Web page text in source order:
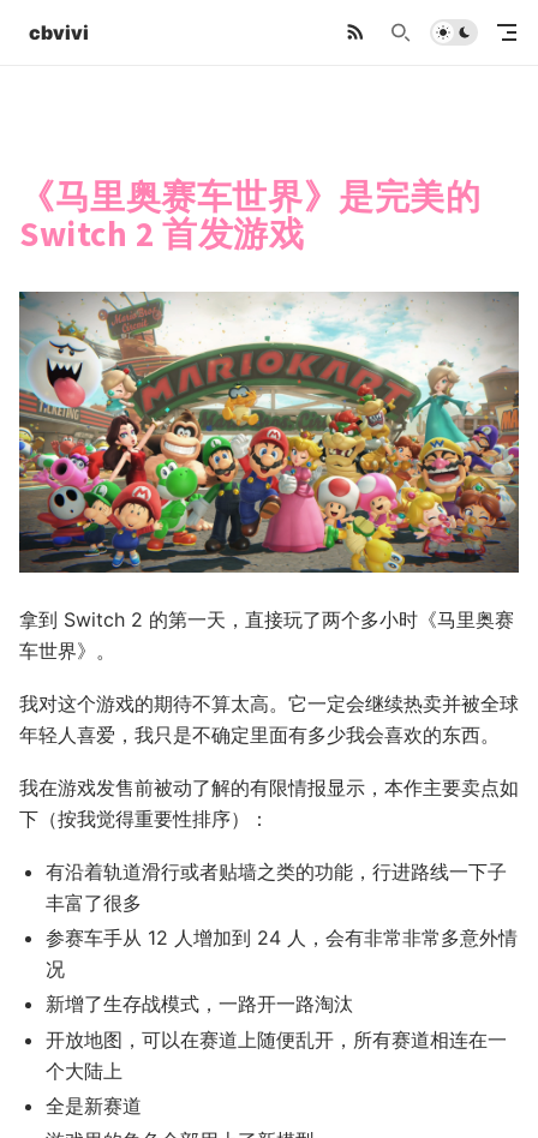
cbvivi
《马里奥赛车世界》是完美的
Switch 2 首发游戏
拿到 Switch 2 的第一天，直接玩了两个多小时《马里奥赛
车世界》。
我对这个游戏的期待不算太高。它一定会继续热卖并被全球
年轻人喜爱，我只是不确定里面有多少我会喜欢的东西。
我在游戏发售前被动了解的有限情报显示，本作主要卖点如
下（按我觉得重要性排序）：
有沿着轨道滑行或者贴墙之类的功能，行进路线一下子
丰富了很多
参赛车手从 12 人增加到 24 人，会有非常非常多意外情
况
新增了生存战模式，一路开一路淘汰
开放地图，可以在赛道上随便乱开，所有赛道相连在一
个大陆上
全是新赛道